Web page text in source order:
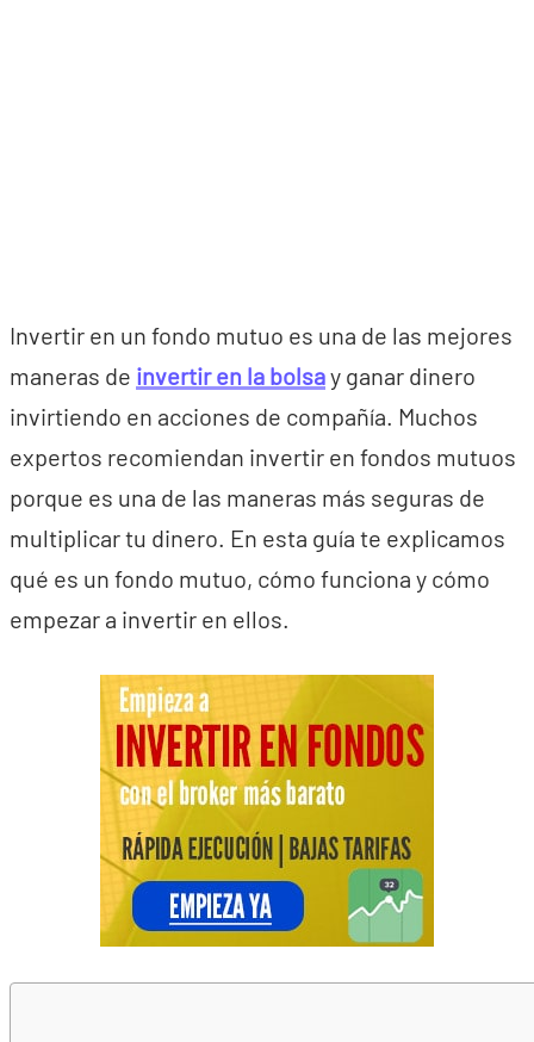
Invertir en un fondo mutuo es una de las mejores
maneras de invertir en la bolsay ganar dinero
invirtiendo en acciones de compañía. Muchos
expertos recomiendan invertir en fondos mutuos
porque es una de las maneras más seguras de
multiplicar tu dinero. En esta guía te explicamos
qué es un fondo mutuo, cómo funciona y cómo
empezar a invertir en ellos.